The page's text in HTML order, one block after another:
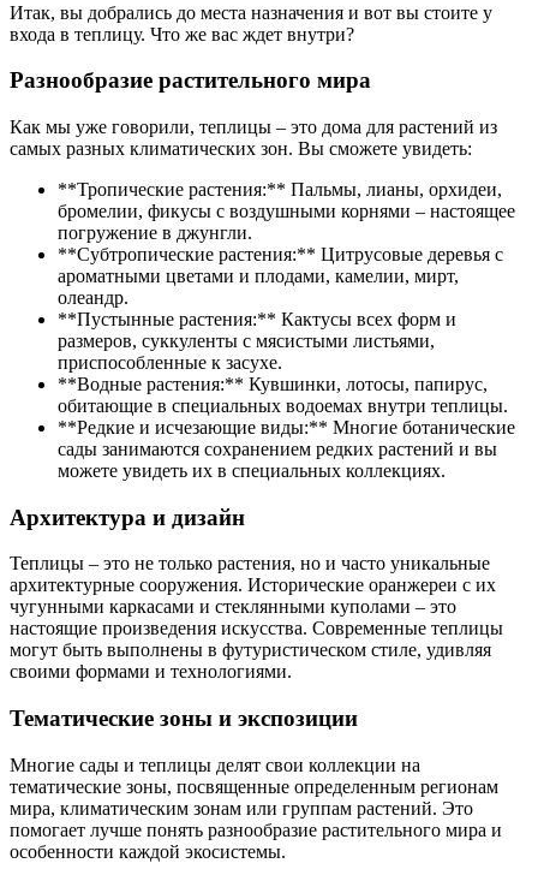
Итак, вы добрались до места назначения и вот вы стоите у
входа в теплицу. Что же вас ждет внутри?
Разнообразие растительного мира
Как мы уже говорили, теплицы – это дома для растений из
самых разных климатических зон. Вы сможете увидеть:
**Тропические растения:** Пальмы, лианы, орхидеи,
бромелии, фикусы с воздушными корнями – настоящее
погружение в джунгли.
**Субтропические растения:** Цитрусовые деревья с
ароматными цветами и плодами, камелии, мирт,
олеандр.
**Пустынные растения:** Кактусы всех форм и
размеров, суккуленты с мясистыми листьями,
приспособленные к засухе.
**Водные растения:** Кувшинки, лотосы, папирус,
обитающие в специальных водоемах внутри теплицы.
**Редкие и исчезающие виды:** Многие ботанические
сады занимаются сохранением редких растений и вы
можете увидеть их в специальных коллекциях.
Архитектура и дизайн
Теплицы – это не только растения, но и часто уникальные
архитектурные сооружения. Исторические оранжереи с их
чугунными каркасами и стеклянными куполами – это
настоящие произведения искусства. Современные теплицы
могут быть выполнены в футуристическом стиле, удивляя
своими формами и технологиями.
Тематические зоны и экспозиции
Многие сады и теплицы делят свои коллекции на
тематические зоны, посвященные определенным регионам
мира, климатическим зонам или группам растений. Это
помогает лучше понять разнообразие растительного мира и
особенности каждой экосистемы.